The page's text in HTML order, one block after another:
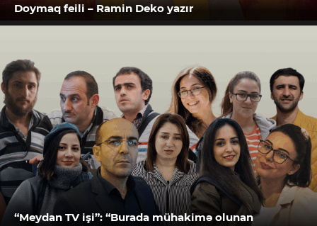
Doymaq feili – Ramin Deko yazır
“Meydan TV işi”: “Burada mühakimə olunan